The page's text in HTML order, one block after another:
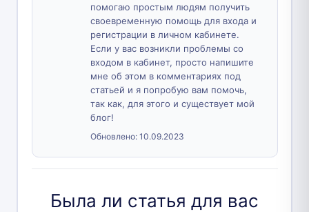
помогаю простым людям получить
своевременную помощь для входа и
регистрации в личном кабинете.
Если у вас возникли проблемы со
входом в кабинет, просто напишите
мне об этом в комментариях под
статьей и я попробую вам помочь,
так как, для этого и существует мой
блог!
Обновлено: 10.09.2023
Была ли статья для вас